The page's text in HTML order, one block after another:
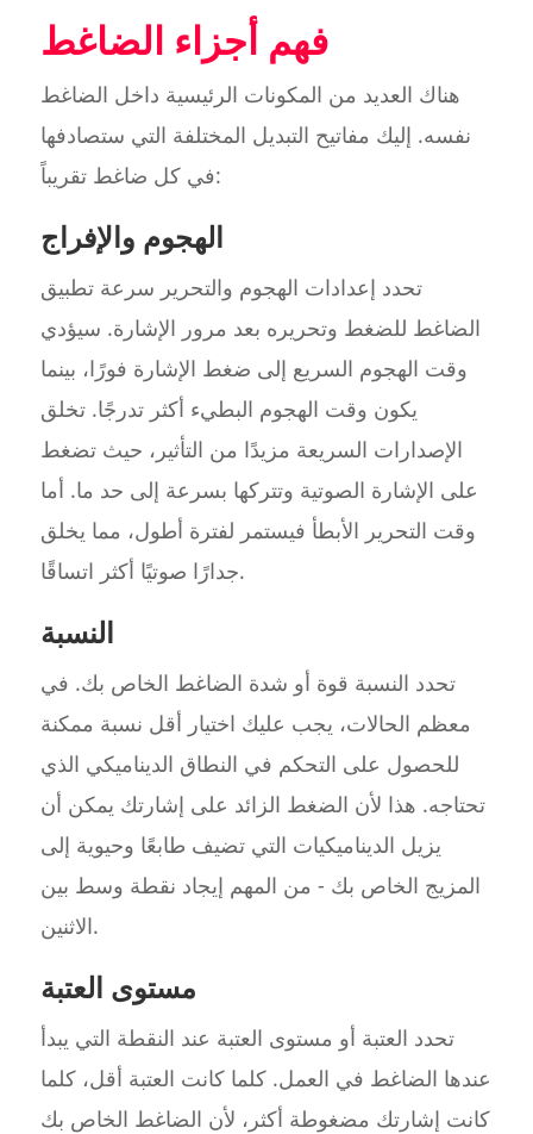
فهم أجزاء الضاغط
هناك العديد من المكونات الرئيسية داخل الضاغط
نفسه. إليك مفاتيح التبديل المختلفة التي ستصادفها
في كل ضاغط تقريباً:
الهجوم والإفراج
تحدد إعدادات الهجوم والتحرير سرعة تطبيق
الضاغط للضغط وتحريره بعد مرور الإشارة. سيؤدي
وقت الهجوم السريع إلى ضغط الإشارة فورًا، بينما
يكون وقت الهجوم البطيء أكثر تدرجًا. تخلق
الإصدارات السريعة مزيدًا من التأثير، حيث تضغط
على الإشارة الصوتية وتتركها بسرعة إلى حد ما. أما
وقت التحرير الأبطأ فيستمر لفترة أطول، مما يخلق
جدارًا صوتيًا أكثر اتساقًا.
النسبة
تحدد النسبة قوة أو شدة الضاغط الخاص بك. في
معظم الحالات، يجب عليك اختيار أقل نسبة ممكنة
للحصول على التحكم في النطاق الديناميكي الذي
تحتاجه. هذا لأن الضغط الزائد على إشارتك يمكن أن
يزيل الديناميكيات التي تضيف طابعًا وحيوية إلى
المزيج الخاص بك - من المهم إيجاد نقطة وسط بين
الاثنين.
مستوى العتبة
تحدد العتبة أو مستوى العتبة عند النقطة التي يبدأ
عندها الضاغط في العمل. كلما كانت العتبة أقل، كلما
كانت إشارتك مضغوطة أكثر، لأن الضاغط الخاص بك